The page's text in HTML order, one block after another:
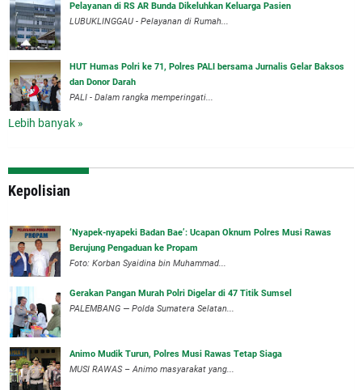
Pelayanan di RS AR Bunda Dikeluhkan Keluarga Pasien
LUBUKLINGGAU - Pelayanan di Rumah...
HUT Humas Polri ke 71, Polres PALI bersama Jurnalis Gelar Baksos
dan Donor Darah
PALI - Dalam rangka memperingati...
Lebih banyak »
Kepolisian
‘Nyapek-nyapeki Badan Bae’: Ucapan Oknum Polres Musi Rawas
Berujung Pengaduan ke Propam
Foto: Korban Syaidina bin Muhammad...
Gerakan Pangan Murah Polri Digelar di 47 Titik Sumsel
PALEMBANG — Polda Sumatera Selatan...
Animo Mudik Turun, Polres Musi Rawas Tetap Siaga
MUSI RAWAS – Animo masyarakat yang...